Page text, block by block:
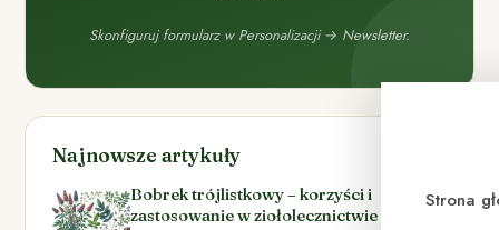
Strona
Skonfiguruj formularz w Personalizacji → Newsletter.
Najnowsze artykuły
Bobrek trójlistkowy – korzyści i
zastosowanie w ziołolecznictwie